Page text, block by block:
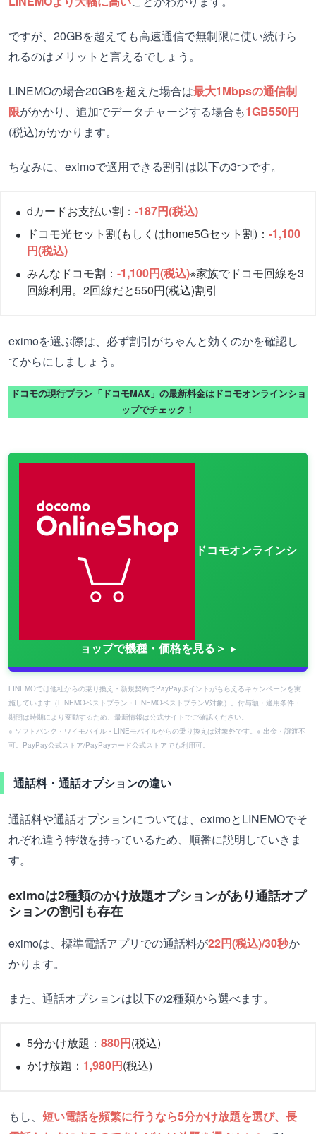
ですが、20GBを超えても高速通信で無制限に使い続けら
れるのはメリットと言えるでしょう。
LINEMOの場合20GBを超えた場合は最大1Mbpsの通信制
限がかかり、追加でデータチャージする場合も1GB550円
(税込)がかかります。
ちなみに、eximoで適用できる割引は以下の3つです。
dカードお支払い割： -187円(税込)
ドコモ光セット割(もしくはhome5Gセット割)： -1,100
円(税込)
みんなドコモ割： -1,100円(税込)※家族でドコモ回線を3
回線利用。2回線だと550円(税込)割引
eximoを選ぶ際は、必ず割引がちゃんと効くのかを確認し
てからにしましょう。
ドコモの現行プラン「ドコモMAX」の最新料金はドコモオンラインショ
ップでチェック！
ドコモオンラインシ
ョップで機種・価格を見る＞
LINEMOでは他社からの乗り換え・新規契約でPayPayポイントがもらえるキャンペーンを実
施しています（LINEMOベストプラン・LINEMOベストプランV対象）。付与額・適用条件・
期間は時期により変動するため、最新情報は公式サイトでご確認ください。
※ ソフトバンク・ワイモバイル・LINEモバイルからの乗り換えは対象外です。※ 出金・譲渡不
可。PayPay公式ストア/PayPayカード公式ストアでも利用可。
通話料・通話オプションの違い
通話料や通話オプションについては、eximoとLINEMOでそ
れぞれ違う特徴を持っているため、順番に説明していきま
す。
eximoは2種類のかけ放題オプションがあり通話オプ
ションの割引も存在
eximoは、標準電話アプリでの通話料が22円(税込)/30秒か
かります。
また、通話オプションは以下の2種類から選べます。
5分かけ放題： 880円(税込)
かけ放題： 1,980円(税込)
もし、 短い電話を頻繁に行うなら5分かけ放題を選び、長